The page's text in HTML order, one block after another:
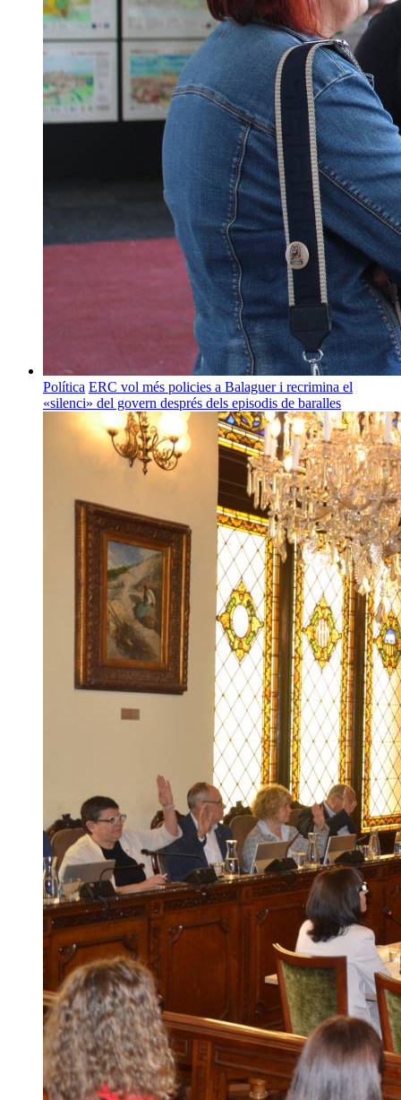
Política ERC vol més policies a Balaguer i recrimina el
«silenci» del govern després dels episodis de baralles